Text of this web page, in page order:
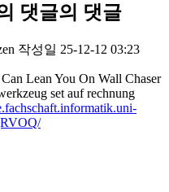
댓글의 댓글
작성일 25-12-12 03:23
Lean You On Wall Chaser
set auf rechnung